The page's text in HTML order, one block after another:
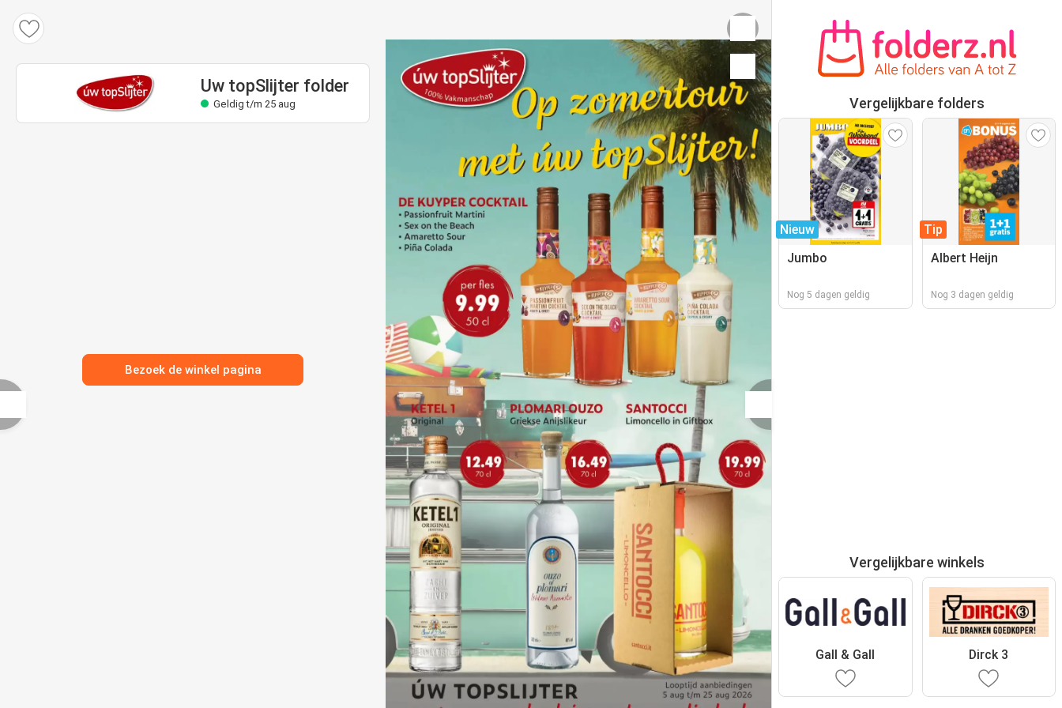
Uw topSlijter folder
Geldig t/m 25 aug
Bezoek de winkel pagina
Vergelijkbare folders
Nieuw
Jumbo
Nog 5 dagen geldig
Tip
Albert Heijn
Nog 3 dagen geldig
Vergelijkbare winkels
Gall & Gall Dirck 3